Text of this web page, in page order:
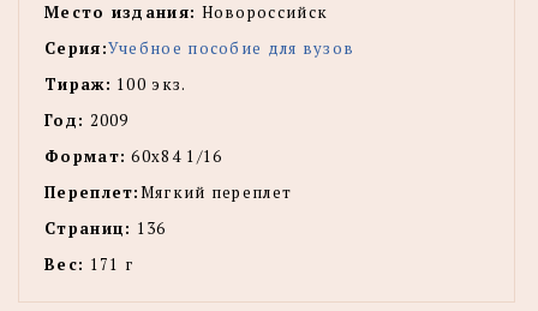
Место издания: Новороссийск
Серия:Учебное пособие для вузов
Тираж: 100 экз.
Год: 2009
Формат: 60х84 1/16
Переплет:Мягкий переплет
Страниц: 136
Вес: 171 г